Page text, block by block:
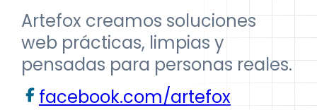
Artefox creamos soluciones
web prácticas, limpias y
pensadas para personas reales.
facebook.com/artefox